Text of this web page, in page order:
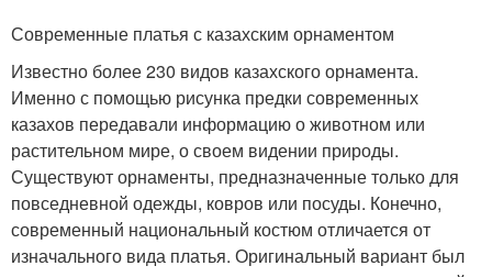
Современные платья с казахским орнаментом
Известно более 230 видов казахского орнамента.
Именно с помощью рисунка предки современных
казахов передавали информацию о животном или
растительном мире, о своем видении природы.
Существуют орнаменты, предназначенные только для
повседневной одежды, ковров или посуды. Конечно,
современный национальный костюм отличается от
изначального вида платья. Оригинальный вариант был